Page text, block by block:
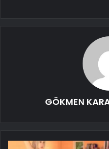
GÖKMEN